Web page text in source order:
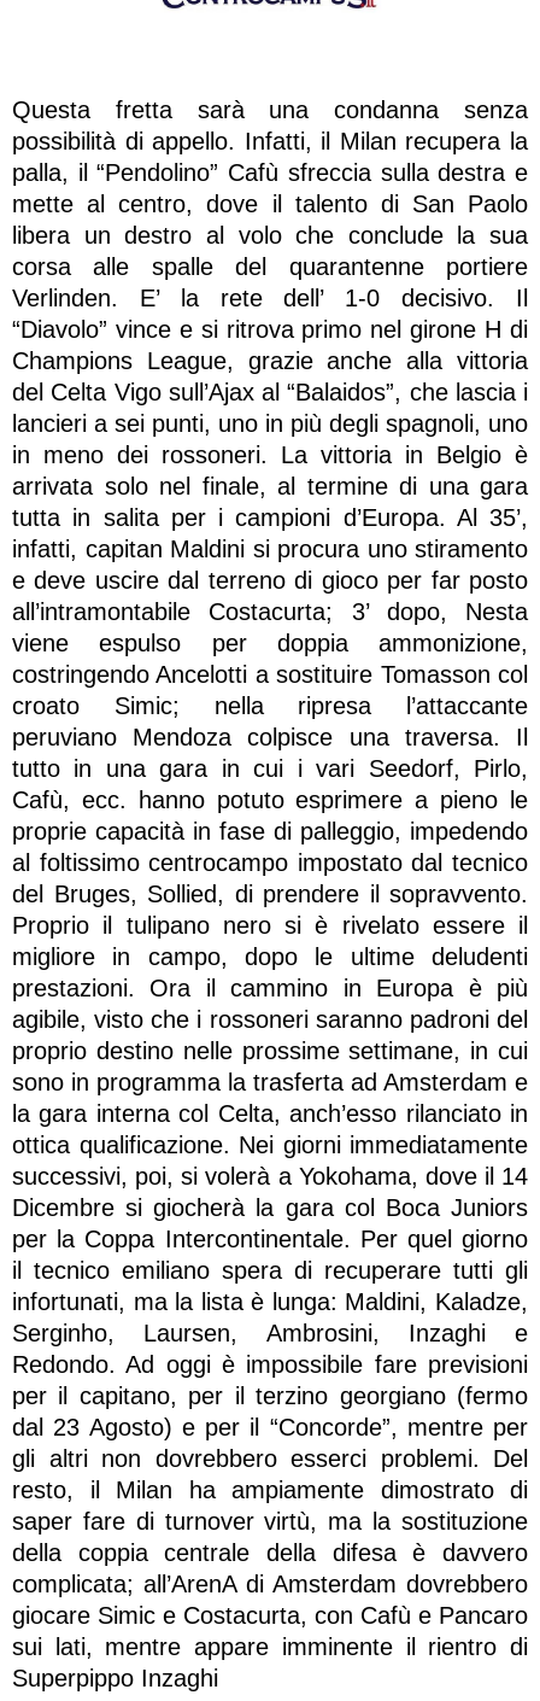
Questa fretta sarà una condanna senza
possibilità di appello. Infatti, il Milan recupera la
palla, il “Pendolino” Cafù sfreccia sulla destra e
mette al centro, dove il talento di San Paolo
libera un destro al volo che conclude la sua
corsa alle spalle del quarantenne portiere
Verlinden. E’ la rete dell’ 1-0 decisivo. Il
“Diavolo” vince e si ritrova primo nel girone H di
Champions League, grazie anche alla vittoria
del Celta Vigo sull’Ajax al “Balaidos”, che lascia i
lancieri a sei punti, uno in più degli spagnoli, uno
in meno dei rossoneri. La vittoria in Belgio è
arrivata solo nel finale, al termine di una gara
tutta in salita per i campioni d’Europa. Al 35’,
infatti, capitan Maldini si procura uno stiramento
e deve uscire dal terreno di gioco per far posto
all’intramontabile Costacurta; 3’ dopo, Nesta
viene espulso per doppia ammonizione,
costringendo Ancelotti a sostituire Tomasson col
croato Simic; nella ripresa l’attaccante
peruviano Mendoza colpisce una traversa. Il
tutto in una gara in cui i vari Seedorf, Pirlo,
Cafù, ecc. hanno potuto esprimere a pieno le
proprie capacità in fase di palleggio, impedendo
al foltissimo centrocampo impostato dal tecnico
del Bruges, Sollied, di prendere il sopravvento.
Proprio il tulipano nero si è rivelato essere il
migliore in campo, dopo le ultime deludenti
prestazioni. Ora il cammino in Europa è più
agibile, visto che i rossoneri saranno padroni del
proprio destino nelle prossime settimane, in cui
sono in programma la trasferta ad Amsterdam e
la gara interna col Celta, anch’esso rilanciato in
ottica qualificazione. Nei giorni immediatamente
successivi, poi, si volerà a Yokohama, dove il 14
Dicembre si giocherà la gara col Boca Juniors
per la Coppa Intercontinentale. Per quel giorno
il tecnico emiliano spera di recuperare tutti gli
infortunati, ma la lista è lunga: Maldini, Kaladze,
Serginho, Laursen, Ambrosini, Inzaghi e
Redondo. Ad oggi è impossibile fare previsioni
per il capitano, per il terzino georgiano (fermo
dal 23 Agosto) e per il “Concorde”, mentre per
gli altri non dovrebbero esserci problemi. Del
resto, il Milan ha ampiamente dimostrato di
saper fare di turnover virtù, ma la sostituzione
della coppia centrale della difesa è davvero
complicata; all’ArenA di Amsterdam dovrebbero
giocare Simic e Costacurta, con Cafù e Pancaro
sui lati, mentre appare imminente il rientro di
Superpippo Inzaghi